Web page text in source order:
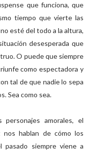
que funciona, que
tiempo que vierte las
esté del todo a la altura,
desesperada que
O puede que siempre
como espectadora y
tal de que nadie lo sepa
Sea como sea.
amorales, el
nos hablan de cómo los
pasado siempre viene a